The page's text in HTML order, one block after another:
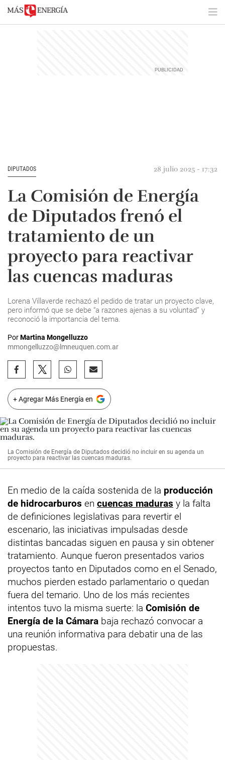
DIPUTADOS 28 julio 2025 - 17:32
La Comisión de Energía
de Diputados frenó el
tratamiento de un
proyecto para reactivar
las cuencas maduras
Lorena Villaverde rechazó el pedido de tratar un proyecto clave,
pero informó que se debe “a razones ajenas a su voluntad” y
reconoció la importancia del tema.
PorMartina Mongelluzzo
mmongelluzzo@lmneuquen.com.ar
+ Agregar Más Energía en
La Comisión de Energía de Diputados decidió no incluir en su agenda un
proyecto para reactivar las cuencas maduras.
En medio de la caída sostenida de la producción
de hidrocarburos en cuencas maduras y la falta
de definiciones legislativas para revertir el
escenario, las iniciativas impulsadas desde
distintas bancadas siguen en pausa y sin obtener
tratamiento. Aunque fueron presentados varios
proyectos tanto en Diputados como en el Senado,
muchos pierden estado parlamentario o quedan
fuera del temario. Uno de los más recientes
intentos tuvo la misma suerte: la Comisión de
Energía de la Cámara baja rechazó convocar a
una reunión informativa para debatir una de las
propuestas.